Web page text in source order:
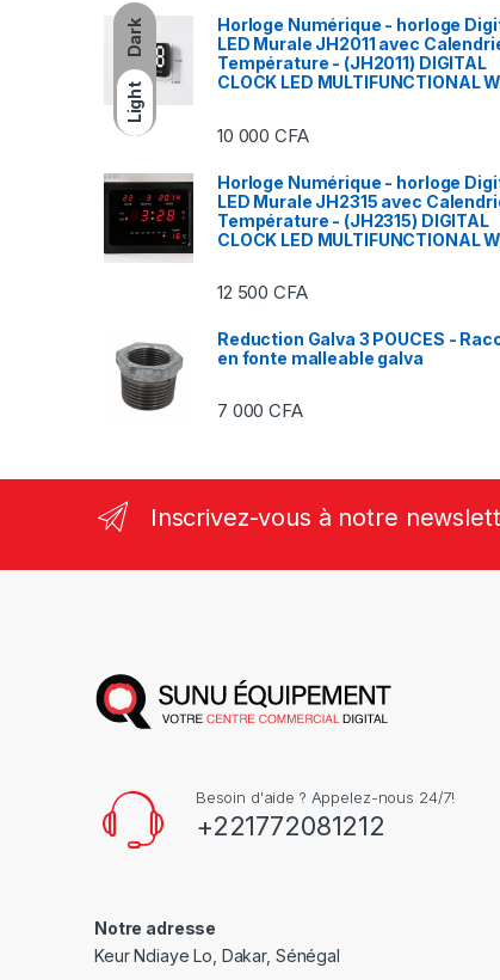
Dark
Light
Horloge Numérique - horloge
LED Murale JH2011 avec
Température - (JH2011) DIGITAL
CLOCK LED MULTIFUNCTIONAL
10 000CFA
Horloge Numérique - horloge
LED Murale JH2315 avec
Température - (JH2315) DIGITAL
CLOCK LED MULTIFUNCTIONAL
12 500CFA
Reduction Galva 3 POUCES -
en fonte malleable galva
7 000CFA
Inscrivez-vous à notre
Besoin d'aide ? Appelez-nous 24/7!
+221772081212
Notre adresse
Keur Ndiaye Lo, Dakar, Sénégal